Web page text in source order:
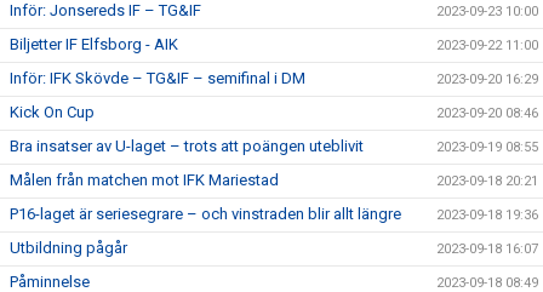
Inför: Jonsereds IF – TG&IF 2023-09-23 10:00
Biljetter IF Elfsborg - AIK 2023-09-22 11:00
Inför: IFK Skövde – TG&IF – semifinal i DM 2023-09-20 16:29
Kick On Cup 2023-09-20 08:46
Bra insatser av U-laget – trots att poängen uteblivit 2023-09-19 08:55
Målen från matchen mot IFK Mariestad 2023-09-18 20:21
P16-laget är seriesegrare – och vinstraden blir allt längre 2023-09-18 19:36
Utbildning pågår 2023-09-18 16:07
Påminnelse 2023-09-18 08:49